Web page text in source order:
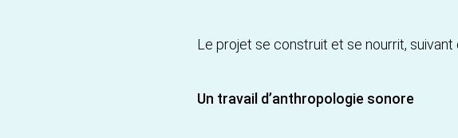
Le projet se construit et se nourrit,
Un travail d’anthropologie sonore